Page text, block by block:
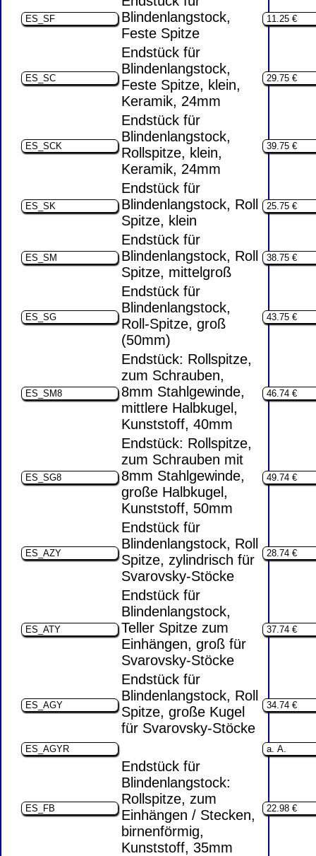
Blindenlangstock,
Feste Spitze
Endstück für
Blindenlangstock,
Feste Spitze, klein,
Keramik, 24mm
Endstück für
Blindenlangstock,
Rollspitze, klein,
Keramik, 24mm
Endstück für
Blindenlangstock, Roll
Spitze, klein
Endstück für
Blindenlangstock, Roll
Spitze, mittelgroß
Endstück für
Blindenlangstock,
Roll-Spitze, groß
(50mm)
Endstück: Rollspitze,
zum Schrauben,
8mm Stahlgewinde,
mittlere Halbkugel,
Kunststoff, 40mm
Endstück: Rollspitze,
zum Schrauben mit
8mm Stahlgewinde,
große Halbkugel,
Kunststoff, 50mm
Endstück für
Blindenlangstock, Roll
Spitze, zylindrisch für
Svarovsky-Stöcke
Endstück für
Blindenlangstock,
Teller Spitze zum
Einhängen, groß für
Svarovsky-Stöcke
Endstück für
Blindenlangstock, Roll
Spitze, große Kugel
für Svarovsky-Stöcke
Endstück für
Blindenlangstock:
Rollspitze, zum
Einhängen / Stecken,
birnenförmig,
Kunststoff, 35mm